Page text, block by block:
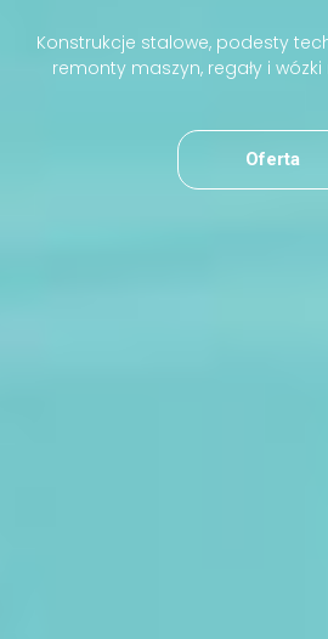
Konstrukcje stalowe, podesty
remonty maszyn, regały i wózki
Oferta